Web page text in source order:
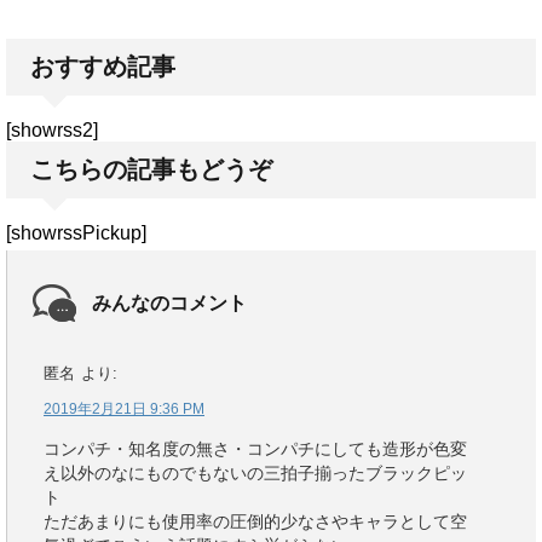
おすすめ記事
[showrss2]
こちらの記事もどうぞ
[showrssPickup]
みんなのコメント
匿名 より:
2019年2月21日 9:36 PM
コンパチ・知名度の無さ・コンパチにしても造形が色変
え以外のなにものでもないの三拍子揃ったブラックピッ
ト
ただあまりにも使用率の圧倒的少なさやキャラとして空